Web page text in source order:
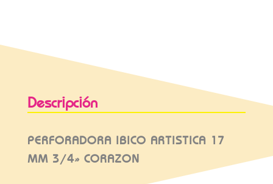
Descripción
PERFORADORA IBICO ARTISTICA 17
MM 3/4» CORAZON